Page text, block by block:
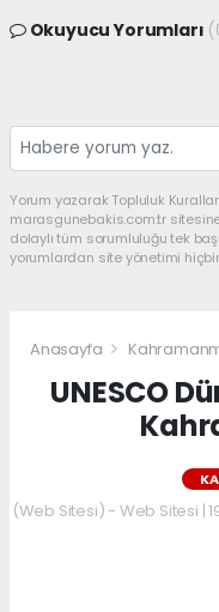
Okuyucu Yorumları
Yorum yazarak Topluluk
marasgunebakis.com.tr
dolaylı tüm sorumluluğu tek
yorumlardan site yönetimi
Anasayfa
UNESCO
(Web Sitesi) - Web Sitesi |